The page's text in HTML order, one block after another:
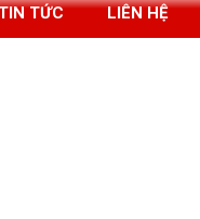
TỨC LIÊN HỆ